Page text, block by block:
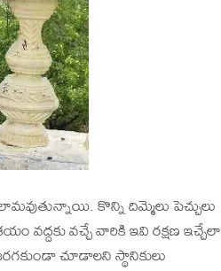
కొన్ని దిమ్మెలు పెచ్చులు
వద్దకు వచ్చే వారికి ఇవి రక్షణ ఇచ్చేలా
చూడాలని స్థానికులు